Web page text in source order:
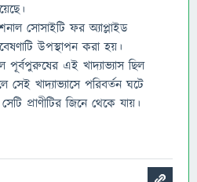
সোসাইটি ফর অ্যাপ্লাইড
উপস্থাপন করা হয়।
পূর্বপুরুষের এই খাদ্যাভ্যাস ছিল
সেই খাদ্যাভ্যাসে পরিবর্তন ঘটে
প্রাণীটির জিনে থেকে যায়।